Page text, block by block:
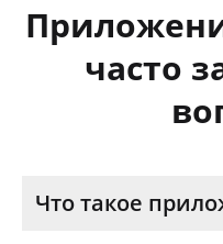
часто
Что такое